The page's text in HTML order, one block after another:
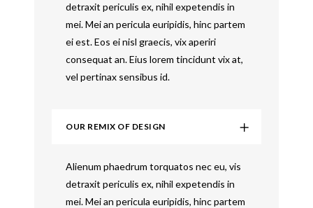
detraxit periculis ex, nihil expetendis in
mei. Mei an pericula euripidis, hinc partem
ei est. Eos ei nisl graecis, vix aperiri
consequat an. Eius lorem tincidunt vix at,
vel pertinax sensibus id.
OUR REMIX OF DESIGN
Alienum phaedrum torquatos nec eu, vis
detraxit periculis ex, nihil expetendis in
mei. Mei an pericula euripidis, hinc partem